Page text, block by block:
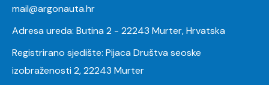
mail@argonauta.hr
Adresa ureda: Butina 2 - 22243 Murter, Hrvatska
Registrirano sjedište: Pijaca Društva seoske
izobraženosti 2, 22243 Murter